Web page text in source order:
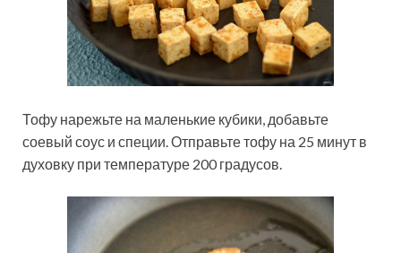
Тофу нарежьте на маленькие кубики, добавьте
соевый соус и специи. Отправьте тофу на 25 минут в
духовку при температуре 200 градусов.